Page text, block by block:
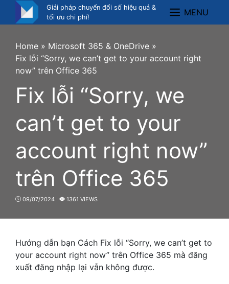
Giải pháp chuyển đổi số hiệu quả &
tối ưu chi phí!
Menu
MENU
Home » Microsoft 365 & OneDrive »
Fix lỗi “Sorry, we can’t get to your account right
now” trên Office 365
Fix lỗi “Sorry, we
can’t get to your
account right now”
trên Office 365
09/07/2024 1361 VIEWS
Hướng dẫn bạn Cách Fix lỗi “Sorry, we can’t get to
your account right now” trên Office 365 mà đăng
xuất đăng nhập lại vẫn không được.